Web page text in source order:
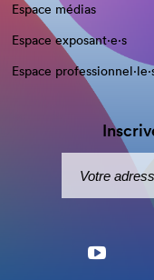
Espace médias
Espace exposant·e⋅s
Espace